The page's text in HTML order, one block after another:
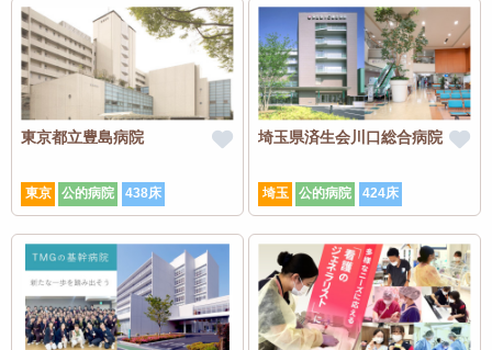
東京都立豊島病院
東京 公的病院 438床
埼玉県済生会川口総合病院
埼玉 公的病院 424床